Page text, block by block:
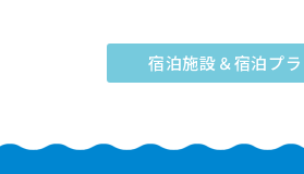
宿泊施設＆宿泊プ